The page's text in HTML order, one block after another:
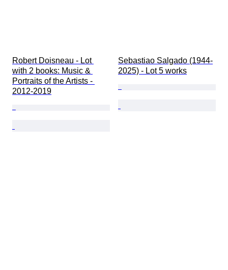
Robert Doisneau - Lot
with 2 books: Music &
Portraits of the Artists -
2012-2019
Sebastiao Salgado (1944-
2025) - Lot 5 works